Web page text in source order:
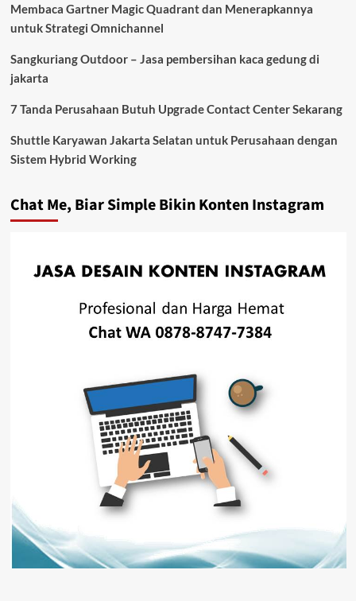
Membaca Gartner Magic Quadrant dan Menerapkannya
untuk Strategi Omnichannel
Sangkuriang Outdoor – Jasa pembersihan kaca gedung di
jakarta
7 Tanda Perusahaan Butuh Upgrade Contact Center Sekarang
Shuttle Karyawan Jakarta Selatan untuk Perusahaan dengan
Sistem Hybrid Working
Chat Me, Biar Simple Bikin Konten Instagram